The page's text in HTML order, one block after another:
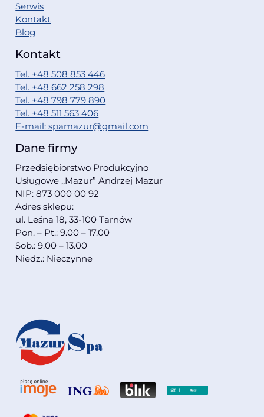
Serwis
Kontakt
Blog
Kontakt
Tel. +48 508 853 446
Tel. +48 662 258 298
Tel. +48 798 779 890
Tel. +48 511 563 406
E-mail: spamazur@gmail.com
Dane firmy
Przedsiębiorstwo Produkcyjno
Usługowe ,,Mazur” Andrzej Mazur
NIP: 873 000 00 92
Adres sklepu:
ul. Leśna 18, 33-100 Tarnów
Pon. – Pt.: 9.00 – 17.00
Sob.: 9.00 – 13.00
Niedz.: Nieczynne